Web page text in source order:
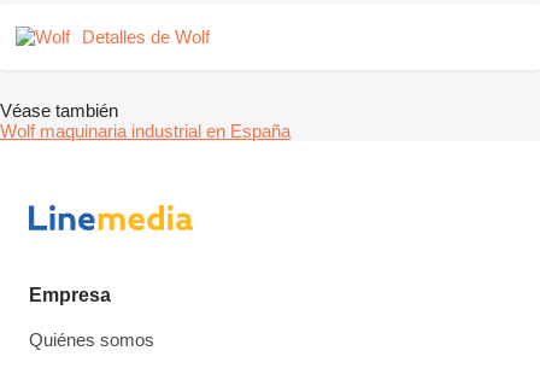
Detalles de Wolf
Véase también
Wolf maquinaria industrial en España
Empresa
Quiénes somos